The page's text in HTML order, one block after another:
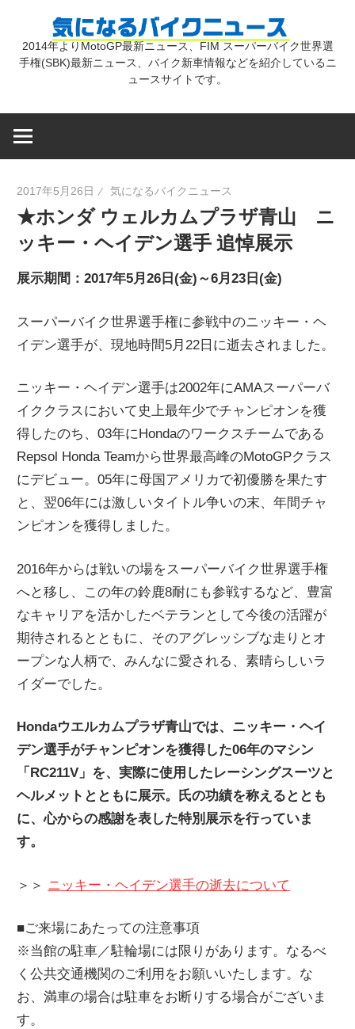
気
バ
ク
ニ
ュ
ー
2014年よりMotoGP最新ニュース、FIM スーパーバイク世界選
手権(SBK)最新ニュース、バイク新車情報などを紹介しているニ
ュースサイトです。
2017年5月26日 気になるバイクニュース
★ホンダ ウェルカムプラザ青山 ニ
ッキー・ヘイデン選手 追悼展示
展示期間：2017年5月26日(金)～6月23日(金)
スーパーバイク世界選手権に参戦中のニッキー・ヘ
イデン選手が、現地時間5月22日に逝去されました。
ニッキー・ヘイデン選手は2002年にAMAスーパーバ
イククラスにおいて史上最年少でチャンピオンを獲
得したのち、03年にHondaのワークスチームである
Repsol Honda Teamから世界最高峰のMotoGPクラス
にデビュー。05年に母国アメリカで初優勝を果たす
と、翌06年には激しいタイトル争いの末、年間チャ
ンピオンを獲得しました。
2016年からは戦いの場をスーパーバイク世界選手権
へと移し、この年の鈴鹿8耐にも参戦するなど、豊富
なキャリアを活かしたベテランとして今後の活躍が
期待されるとともに、そのアグレッシブな走りとオ
ープンな人柄で、みんなに愛される、素晴らしいラ
イダーでした。
Hondaウエルカムプラザ青山では、ニッキー・ヘイ
デン選手がチャンピオンを獲得した06年のマシン
「RC211V」を、実際に使用したレーシングスーツと
ヘルメットとともに展示。氏の功績を称えるととも
に、心からの感謝を表した特別展示を行っていま
す。
＞＞ ニッキー・ヘイデン選手の逝去について
■ご来場にあたっての注意事項
※当館の駐車／駐輪場には限りがあります。なるべ
く公共交通機関のご利用をお願いいたします。な
お、満車の場合は駐車をお断りする場合がございま
す。